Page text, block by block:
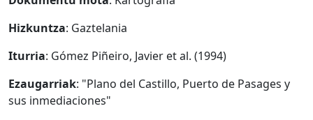
Hizkuntza: Gaztelania
Iturria: Gómez Piñeiro, Javier et al. (1994)
Ezaugarriak: "Plano del Castillo, Puerto de Pasages y
sus inmediaciones"